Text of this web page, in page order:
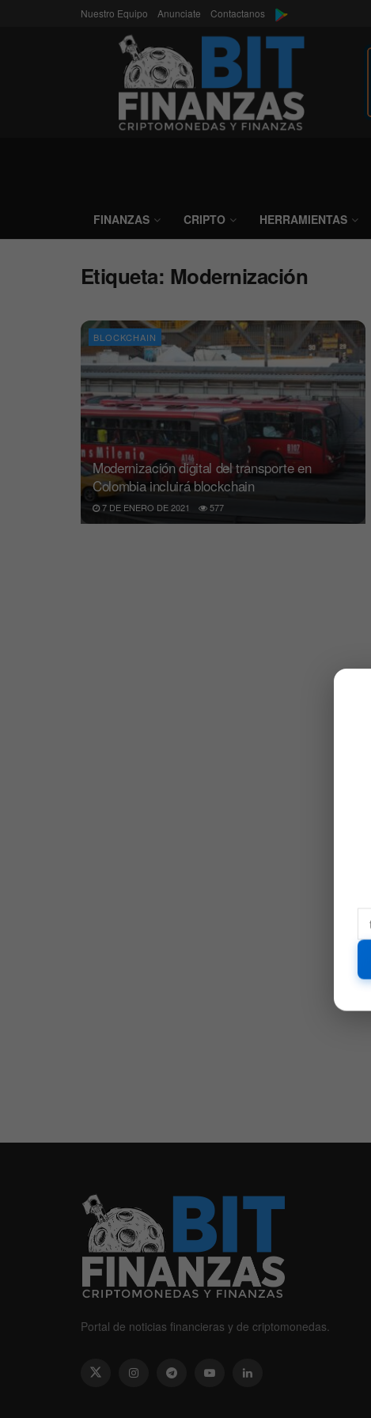
Nuestro Equipo Anunciate Contactanos
FINANZAS CRIPTO HERRAMIENTAS
Etiqueta: Modernización
BLOCKCHAIN
Modernización digital del transporte en
Colombia incluirá blockchain
7 DE ENERO DE 2021 577
Portal de noticias financieras y de criptomonedas.